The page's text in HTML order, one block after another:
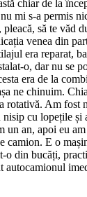
chiar de la
mi s-a permis
să te văd
venea din
era reparat,
o, dar nu se
era de la
ne chinuim.
rotativă. Am fost
nisip cu lopețile
un an, apoi eu
camion. E o
o din bucăți,
autocamionul